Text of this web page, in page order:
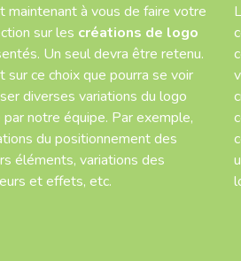
maintenant à vous de faire votre
sur les créations de logo
Un seul devra être retenu.
sur ce choix que pourra se voir
diverses variations du logo
par notre équipe. Par exemple,
du positionnement des
éléments, variations des
et effets, etc.